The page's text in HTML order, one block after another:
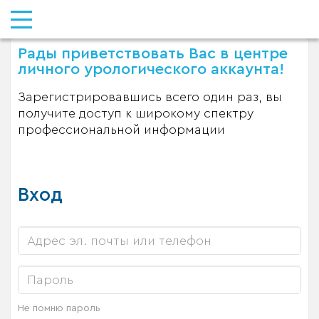
Рады приветствовать Вас в центре
личного урологического аккаунта!
Зарегистрировавшись всего один раз, вы
получите доступ к широкому спектру
профессиональной информации
Вход
Не помню пароль